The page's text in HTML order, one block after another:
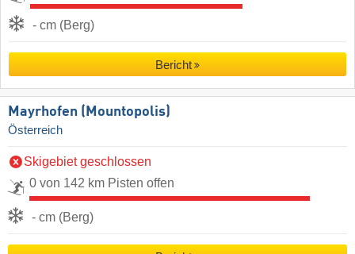
- cm (Berg)
Bericht
Mayrhofen (Mountopolis)
Österreich
Skigebiet geschlossen
0 von 142 km Pisten offen
- cm (Berg)